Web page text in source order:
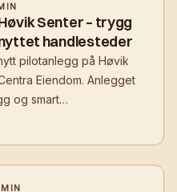
Senter – trygg
handlesteder
pilotanlegg på Høvik
Eiendom. Anlegget
og smart
og handlesteder
MIN